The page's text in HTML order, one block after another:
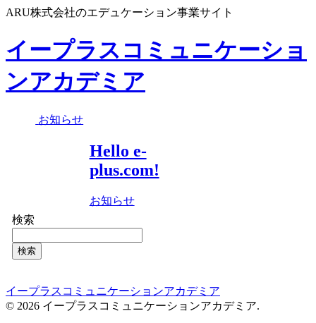
ARU株式会社のエデュケーション事業サイト
イープラスコミュニケーショ
ンアカデミア
お知らせ
Hello e-
plus.com!
お知らせ
検索
検索
イープラスコミュニケーションアカデミア
© 2026 イープラスコミュニケーションアカデミア.